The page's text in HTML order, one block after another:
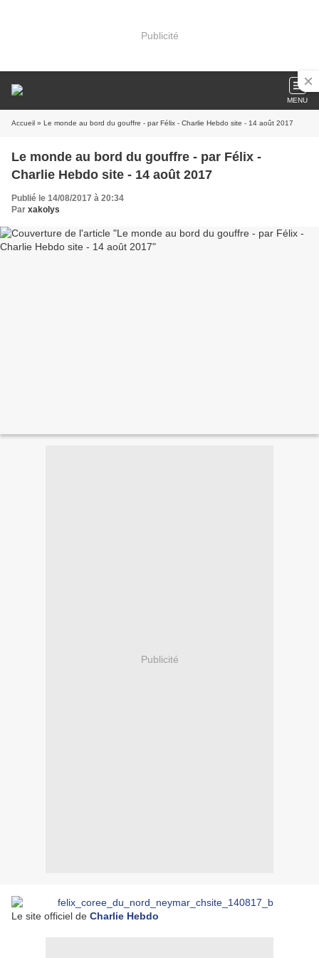
Publicité
MENU
Accueil » Le monde au bord du gouffre - par Félix - Charlie Hebdo site - 14 août 2017
Le monde au bord du gouffre - par Félix -
Charlie Hebdo site - 14 août 2017
Publié le 14/08/2017 à 20:34
Par xakolys
Publicité
Le site officiel de Charlie Hebdo